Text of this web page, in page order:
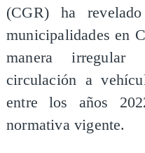
(CGR) ha
municipalidades en
manera irregular
circulación a
entre los años
normativa vigente.